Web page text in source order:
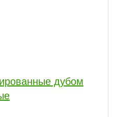
дубом